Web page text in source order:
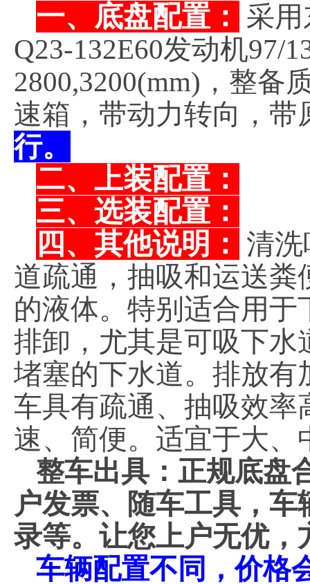
一、底盘配置：
采用
Q23-132E60发动机97/
2800,3200(mm)，整备
速箱，带动力转向，带
行。
二、上装配置：
三、选装配置：
四、其他说明：
清
道疏通，抽吸和运送
的液体。特别适合用
排卸，尤其是可吸下
堵塞的下水道。排放
车具有疏通、抽吸效
速、简便。适宜于大
整车出具：正规底盘
户发票、随车工具，
录等。让您上户无优，
车辆配置不同，价格